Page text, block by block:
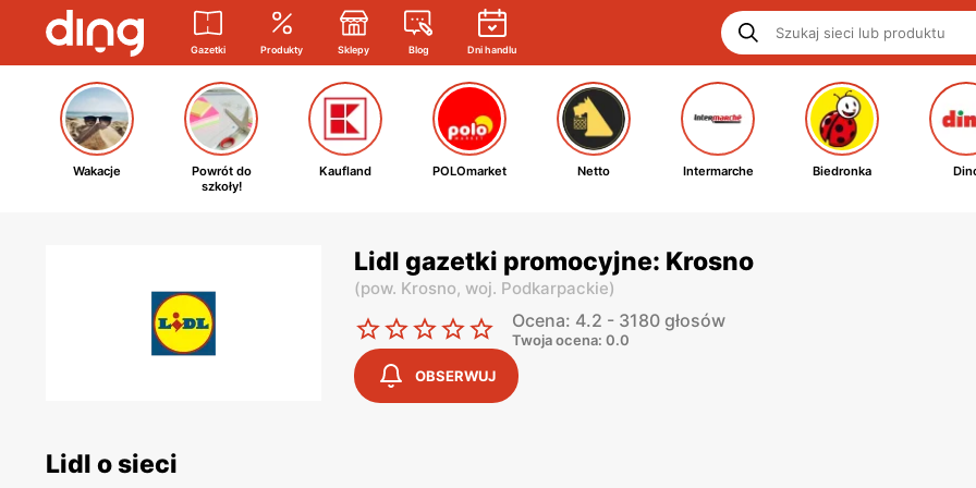
Gazetki Produkty Sklepy Blog Dni handlu
Wakacje
Powrót do
szkoły!
Kaufland POLOmarket Netto Intermarche Biedronka
Lidl gazetki promocyjne: Krosno
(pow. Krosno, woj. Podkarpackie)
Ocena: 4.2 - 3180 głosów
Twoja ocena: 0.0
OBSERWUJ
Lidl o sieci